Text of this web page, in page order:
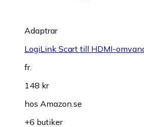
Adaptrar
LogiLink Scart till HDMI-
fr.
148 kr
hos Amazon.se
+6 butiker